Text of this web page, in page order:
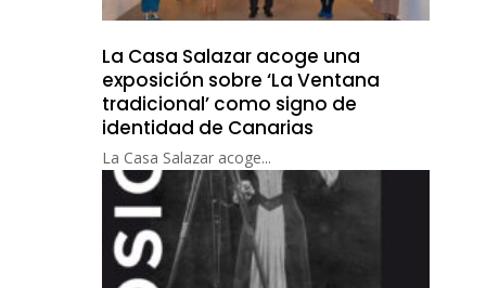
La Casa Salazar acoge una
exposición sobre ‘La Ventana
tradicional’ como signo de
identidad de Canarias
La Casa Salazar acoge...